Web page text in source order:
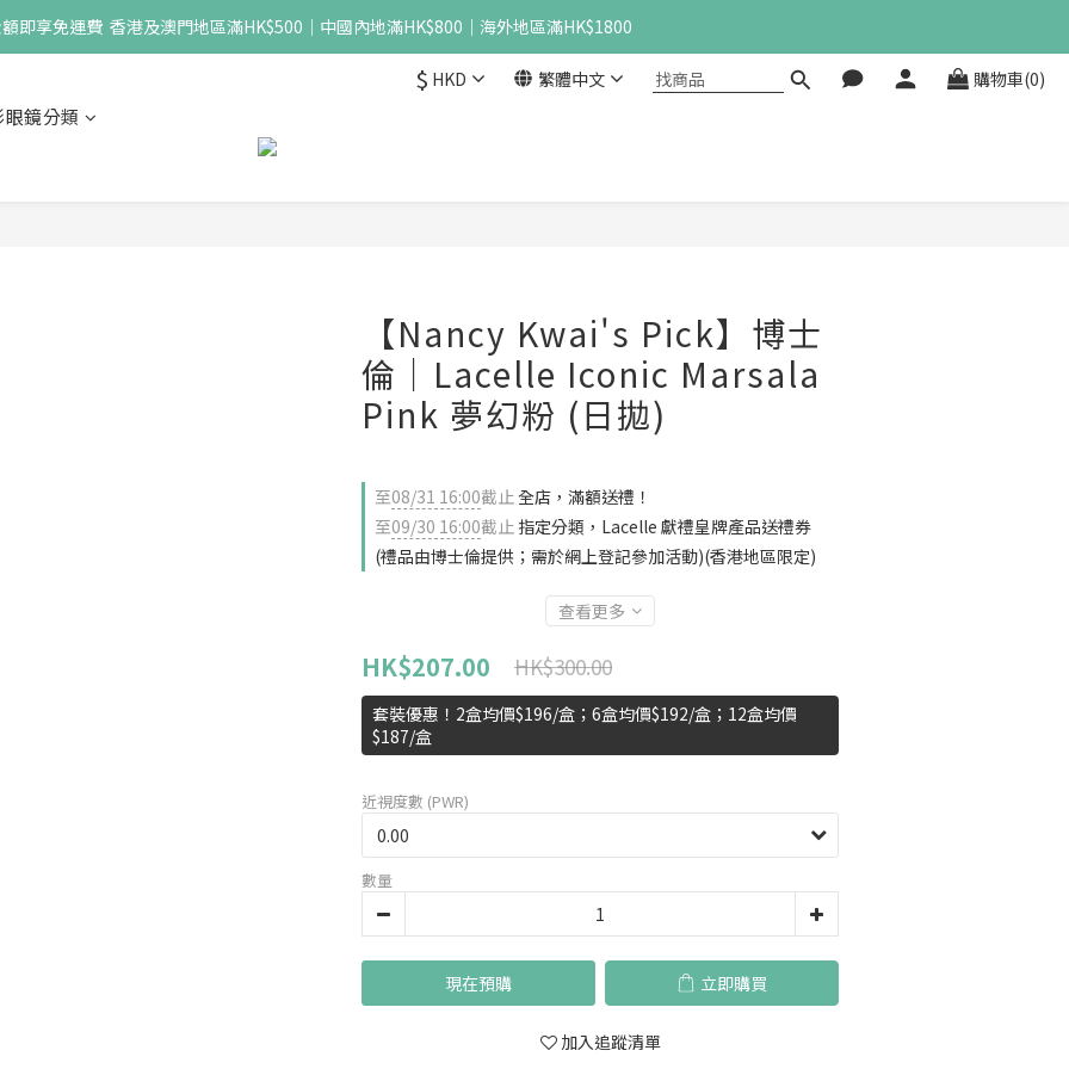
即享免運費  香港及澳門地區滿HK$500｜中國內地滿HK$800｜海外地區滿HK$1800
$ HKD 繁體中文 購物車(0)
眼鏡分類
【Nancy Kwai's Pick】博士
倫｜Lacelle Iconic Marsala
Pink 夢幻粉 (日拋)
至08/31 16:00截止全店，滿額送禮！
至09/30 16:00截止 指定分類，Lacelle 獻禮皇牌產品送禮券
(禮品由博士倫提供；需於網上登記參加活動)(香港地區限定)
查看更多
HK$207.00 HK$300.00
套裝優惠！2盒均價$196/盒；6盒均價$192/盒；12盒均價
$187/盒
近視度數 (PWR)
數量
現在預購 立即購買
加入追蹤清單